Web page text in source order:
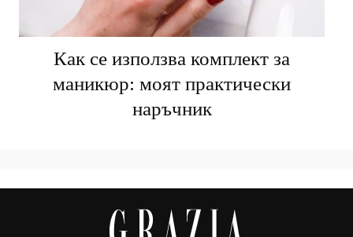
Как се използва комплект за
маникюр: моят практически
наръчник